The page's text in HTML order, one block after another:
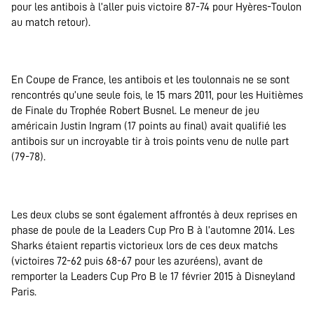
pour les antibois à l’aller puis victoire 87-74 pour Hyères-Toulon
au match retour).
En Coupe de France, les antibois et les toulonnais ne se sont
rencontrés qu’une seule fois, le 15 mars 2011, pour les Huitièmes
de Finale du Trophée Robert Busnel. Le meneur de jeu
américain Justin Ingram (17 points au final) avait qualifié les
antibois sur un incroyable tir à trois points venu de nulle part
(79-78).
Les deux clubs se sont également affrontés à deux reprises en
phase de poule de la Leaders Cup Pro B à l’automne 2014. Les
Sharks étaient repartis victorieux lors de ces deux matchs
(victoires 72-62 puis 68-67 pour les azuréens), avant de
remporter la Leaders Cup Pro B le 17 février 2015 à Disneyland
Paris.